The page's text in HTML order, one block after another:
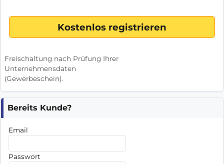
Freischaltung nach Prüfung Ihrer
Unternehmensdaten
(Gewerbeschein).
Bereits Kunde?
Email
Passwort